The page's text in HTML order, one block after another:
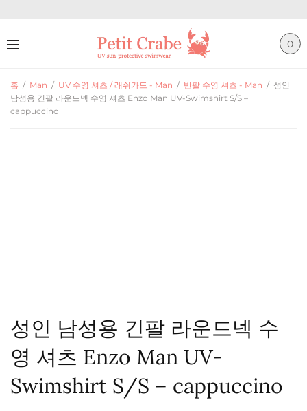
0
홈 / Man / UV 수영 셔츠 / 래쉬가드 - Man / 반팔 수영 셔츠 - Man / 성인
남성용 긴팔 라운드넥 수영 셔츠 Enzo Man UV-Swimshirt S/S –
cappuccino
성인 남성용 긴팔 라운드넥 수
영 셔츠 Enzo Man UV-
Swimshirt S/S – cappuccino